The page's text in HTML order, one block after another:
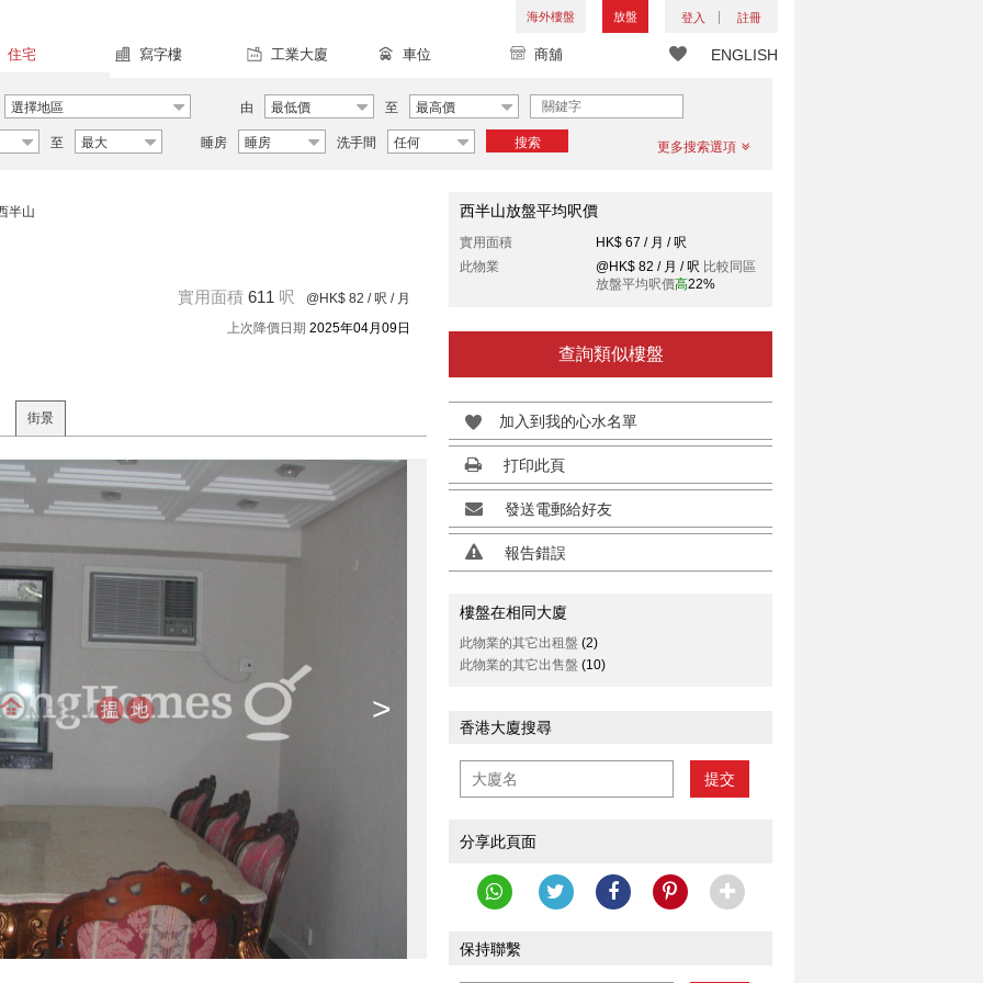
海外樓盤 放盤 登入 註冊
ENGLISH
住宅 寫字樓 工業大廈 車位 商舖
選擇地區 由 最低價 至 最高價
至 最大 睡房 睡房 洗手間 任何 搜索 更多搜索選項
半山
實用面積 611 呎 @HK$ 82 / 呎 / 月
上次降價日期 2025年04月09日
街景
>
西半山放盤平均呎價
實用面積
HK$ 67 / 月 / 呎
此物業
@HK$ 82 / 月 / 呎 比較同區
放盤平均呎價高22%
查詢類似樓盤
加入到我的心水名單
打印此頁
發送電郵給好友
報告錯誤
樓盤在相同大廈
此物業的其它出租盤 (2)
此物業的其它出售盤 (10)
香港大廈搜尋
提交
分享此頁面
保持聯繫